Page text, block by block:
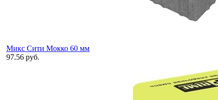
Микс Сити Мокко 60 мм
97.56 руб.